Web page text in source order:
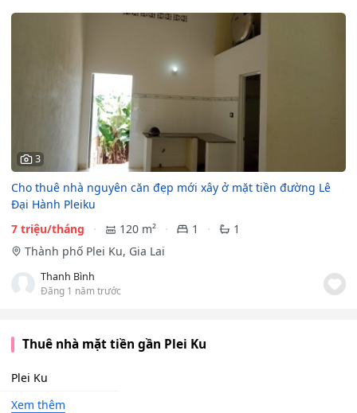
3
Cho thuê nhà nguyên căn đẹp mới xây ở mặt tiền đường Lê
Đại Hành Pleiku
7 triệu/tháng
120 m² 1
1
Thành phố Plei Ku, Gia Lai
Thanh Bình
Đăng 1 năm trước
Thuê nhà mặt tiền gần Plei Ku
Plei Ku
Xem thêm